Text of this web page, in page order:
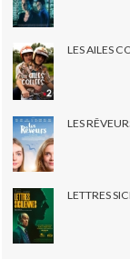
LES AILES
LES
LETTRES